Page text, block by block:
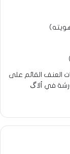
خدمات العنف القائم على
في ألاگ